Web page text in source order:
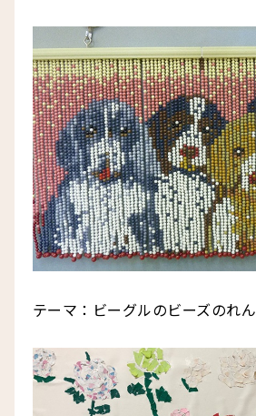
テーマ：ビーグルのビーズのれん